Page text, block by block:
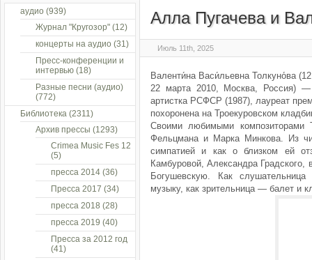
Алла Пугачева и
Июль 11th, 2025
Валенти́на Васи́льевна Толкуно́ва
22 марта 2010, Москва, Россия) —
артистка РСФСР (1987), лауреат
похоронена на Троекуровском
Своими любимыми композиторами
Фельцмана и Марка Минкова. Из
симпатией и как о близком ей
Камбуровой, Александра
Богушевскую. Как
музыку, как зрительница — балет и
аудио (939)
Журнал "Кругозор" (12)
концерты на аудио (31)
Пресс-конференции и
интервью (18)
Разные песни (аудио)
(772)
Библиотека (2311)
Архив прессы (1293)
Crimea Music Fes 12
(5)
пресса 2014 (36)
Пресса 2017 (34)
пресса 2018 (28)
пресса 2019 (40)
Пресса за 2012 год
(41)